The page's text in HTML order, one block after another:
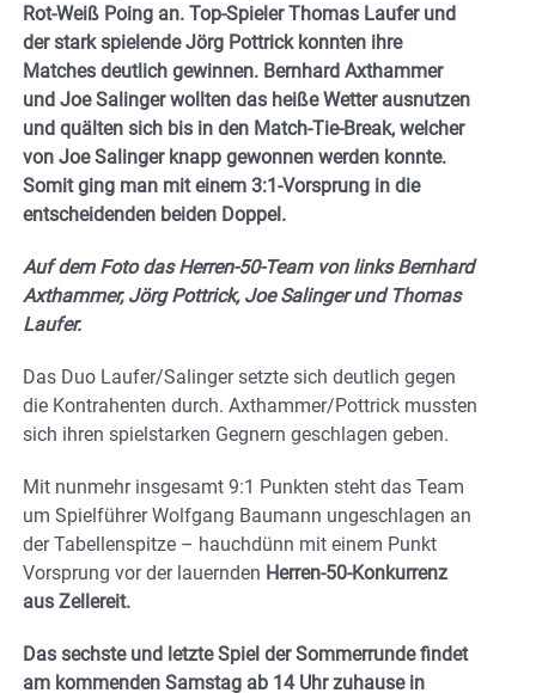
Rot-Weiß Poing an. Top-Spieler Thomas Laufer und
der stark spielende Jörg Pottrick konnten ihre
Matches deutlich gewinnen. Bernhard Axthammer
und Joe Salinger wollten das heiße Wetter ausnutzen
und quälten sich bis in den Match-Tie-Break, welcher
von Joe Salinger knapp gewonnen werden konnte.
Somit ging man mit einem 3:1-Vorsprung in die
entscheidenden beiden Doppel.
Auf dem Foto das Herren-50-Team von links Bernhard
Axthammer, Jörg Pottrick, Joe Salinger und Thomas
Laufer.
Das Duo Laufer/Salinger setzte sich deutlich gegen
die Kontrahenten durch. Axthammer/Pottrick mussten
sich ihren spielstarken Gegnern geschlagen geben.
Mit nunmehr insgesamt 9:1 Punkten steht das Team
um Spielführer Wolfgang Baumann ungeschlagen an
der Tabellenspitze – hauchdünn mit einem Punkt
Vorsprung vor der lauernden Herren-50-Konkurrenz
aus Zellereit.
Das sechste und letzte Spiel der Sommerrunde findet
am kommenden Samstag ab 14 Uhr zuhause in